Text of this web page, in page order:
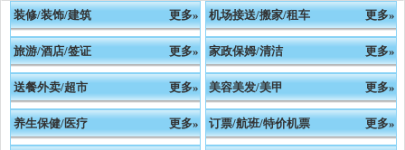
装修/装饰/建筑 更多» 机场接送/搬家/租车 更多»
旅游/酒店/签证 更多» 家政保姆/清洁 更多»
送餐外卖/超市 更多» 美容美发/美甲 更多»
养生保健/医疗 更多» 订票/航班/特价机票 更多»